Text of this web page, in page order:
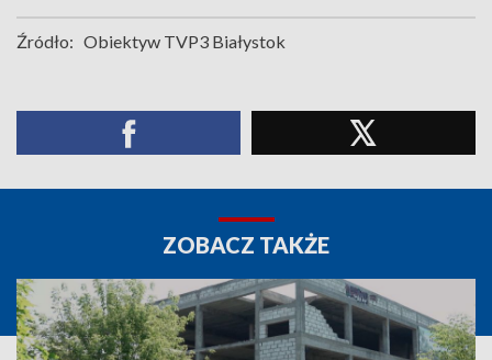
Źródło: Obiektyw TVP3 Białystok
ZOBACZ TAKŻE